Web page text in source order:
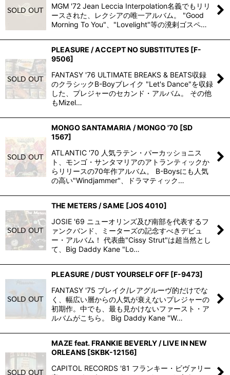
MGM '72 Jean Leccia Interpolation名義でもリリ
ースされた、レクシアの唯一アルバム。 "Good
Morning To You"、"Lovelight"等の溌剌ゴスペ…
PLEASURE / ACCEPT NO SUBSTITUTES [F-
9506]
FANTASY '76 ULTIMATE BREAKS & BEATS収録
のクラシックB-Boyブレイク "Let's Dance"を収録
した、プレジャーのセカンド・アルバム。 その他
もMizel…
MONGO SANTAMARIA / MONGO '70 [SD
1567]
ATLANTIC '70 人気ラテン・パーカッショニス
ト、モンゴ・サンタマリアのアトランティックか
らリリースの70年作アルバム。 B-Boysにも人気
の高い"Windjammer"、ドラマティック…
THE METERS / SAME [JOS 4010]
JOSIE '69 ニューオリンズ及び南部を代表するフ
ァンクバンド、ミーターズの記念すべきデビュ
ー・アルバム！ 代表曲"Cissy Strut"は超当然とし
て、Big Daddy Kane "Lo…
PLEASURE / DUST YOURSELF OFF [F-9473]
FANTASY '75 ブレイク/レアグルーヴ的だけでな
く、幅広い層からの人気が衰えないプレジャーの
初期作。中でも、最も見かけないファースト・ア
ルバムがこちら。 Big Daddy Kane "W…
MAZE feat. FRANKIE BEVERLY / LIVE IN NEW
ORLEANS [SKBK-12156]
CAPITOL RECORDS '81 フランキー・ビヴァリー